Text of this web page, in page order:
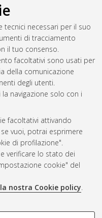
necessari per il suo
di tracciamento
il tuo consenso.
facoltativi sono usati per
della comunicazione
degli utenti.
navigazione solo con i
facoltativi attivando
vuoi, potrai esprimere
di profilazione".
verificare lo stato dei
cookie" del
nostra Cookie policy.